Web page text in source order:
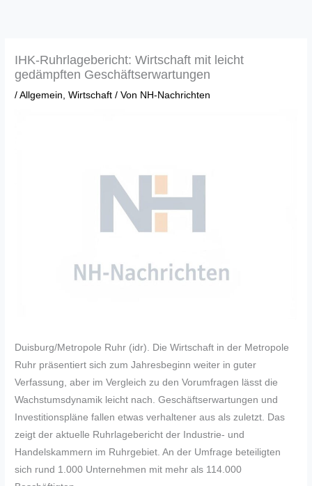
IHK-Ruhrlagebericht: Wirtschaft mit leicht
gedämpften Geschäftserwartungen
/Allgemein,Wirtschaft / Von NH-Nachrichten
Duisburg/Metropole Ruhr (idr). Die Wirtschaft in der Metropole
Ruhr präsentiert sich zum Jahresbeginn weiter in guter
Verfassung, aber im Vergleich zu den Vorumfragen lässt die
Wachstumsdynamik leicht nach. Geschäftserwartungen und
Investitionspläne fallen etwas verhaltener aus als zuletzt. Das
zeigt der aktuelle Ruhrlagebericht der Industrie- und
Handelskammern im Ruhrgebiet. An der Umfrage beteiligten
sich rund 1.000 Unternehmen mit mehr als 114.000